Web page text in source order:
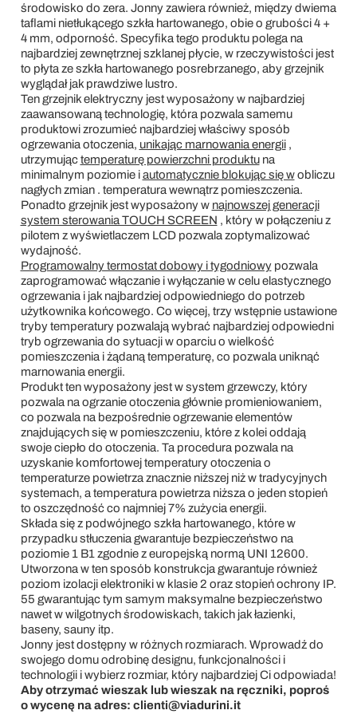
środowisko do zera. Jonny zawiera również, między dwiema
taflami nietłukącego szkła hartowanego, obie o grubości 4 +
4 mm, odporność. Specyfika tego produktu polega na
najbardziej zewnętrznej szklanej płycie, w rzeczywistości jest
to płyta ze szkła hartowanego posrebrzanego, aby grzejnik
wyglądał jak prawdziwe lustro.
Ten grzejnik elektryczny jest wyposażony w najbardziej
zaawansowaną technologię, która pozwala samemu
produktowi zrozumieć najbardziej właściwy sposób
ogrzewania otoczenia, unikając marnowania energii,
utrzymująctemperaturę powierzchni produktuna
minimalnym poziomie iautomatycznie blokując się wobliczu
nagłych zmian . temperatura wewnątrz pomieszczenia.
Ponadto grzejnik jest wyposażony w najnowszej generacji
system sterowania TOUCH SCREEN , który w połączeniu z
pilotem z wyświetlaczem LCD pozwala zoptymalizować
wydajność.
Programowalny termostat dobowy i tygodniowypozwala
zaprogramować włączanie i wyłączanie w celu elastycznego
ogrzewania i jak najbardziej odpowiedniego do potrzeb
użytkownika końcowego. Co więcej, trzy wstępnie ustawione
tryby temperatury pozwalają wybrać najbardziej odpowiedni
tryb ogrzewania do sytuacji w oparciu o wielkość
pomieszczenia i żądaną temperaturę, co pozwala uniknąć
marnowania energii.
Produkt ten wyposażony jest w system grzewczy, który
pozwala na ogrzanie otoczenia głównie promieniowaniem,
co pozwala na bezpośrednie ogrzewanie elementów
znajdujących się w pomieszczeniu, które z kolei oddają
swoje ciepło do otoczenia. Ta procedura pozwala na
uzyskanie komfortowej temperatury otoczenia o
temperaturze powietrza znacznie niższej niż w tradycyjnych
systemach, a temperatura powietrza niższa o jeden stopień
to oszczędność co najmniej 7% zużycia energii.
Składa się z podwójnego szkła hartowanego, które w
przypadku stłuczenia gwarantuje bezpieczeństwo na
poziomie 1 B1 zgodnie z europejską normą UNI 12600.
Utworzona w ten sposób konstrukcja gwarantuje również
poziom izolacji elektroniki w klasie 2 oraz stopień ochrony IP.
55 gwarantując tym samym maksymalne bezpieczeństwo
nawet w wilgotnych środowiskach, takich jak łazienki,
baseny, sauny itp.
Jonny jest dostępny w różnych rozmiarach. Wprowadź do
swojego domu odrobinę designu, funkcjonalności i
technologii i wybierz rozmiar, który najbardziej Ci odpowiada!
Aby otrzymać wieszak lub wieszak na ręczniki, poproś
o wycenę naadres: clienti@viadurini.it